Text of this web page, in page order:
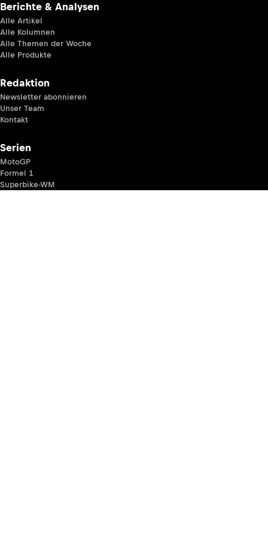
Berichte & Analysen
Alle Artikel
Alle Kolumnen
Alle Themen der Woche
Alle Produkte
Redaktion
Newsletter abonnieren
Unser Team
Kontakt
Serien
MotoGP
Formel 1
Superbike-WM